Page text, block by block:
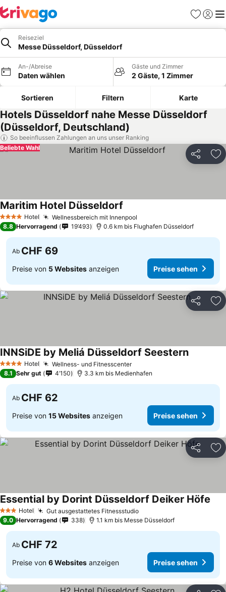
Favoriten
Reiseziel
Messe Düsseldorf, Düsseldorf
An-/Abreise
Daten wählen
Gäste und Zimmer
2 Gäste, 1 Zimmer
Sortieren Filtern Karte
Hotels Düsseldorf nahe Messe Düsseldorf
(Düsseldorf, Deutschland)
So beeinflussen Zahlungen an uns unser Ranking
Teilen
Beliebte Wahl
4 Sterne Hotel Wellnessbereich mit Innenpool
Maritim Hotel Düsseldorf
8.8 Hervorragend 19’493 0.6 km bis Flughafen Düsseldorf
Ab CHF 69
Preise von 5 Websites anzeigen Preise sehen
Teilen
4 Sterne Hotel Wellness- und Fitnesscenter
INNSiDE by Meliá Düsseldorf Seestern
8.1 Sehr gut 4’150 3.3 km bis Medienhafen
Ab CHF 62
Preise von 15 Websites anzeigen Preise sehen
Teilen
3 SterneHotel Gut ausgestattetes Fitnessstudio
Essential by Dorint Düsseldorf Deiker Höfe
9.0 Hervorragend 338 1.1 km bis Messe Düsseldorf
Ab CHF 72
Preise von 6 Websites anzeigen Preise sehen